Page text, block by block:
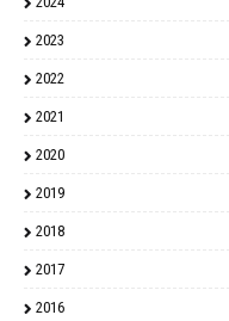
2023
2022
2021
2020
2019
2018
2017
2016